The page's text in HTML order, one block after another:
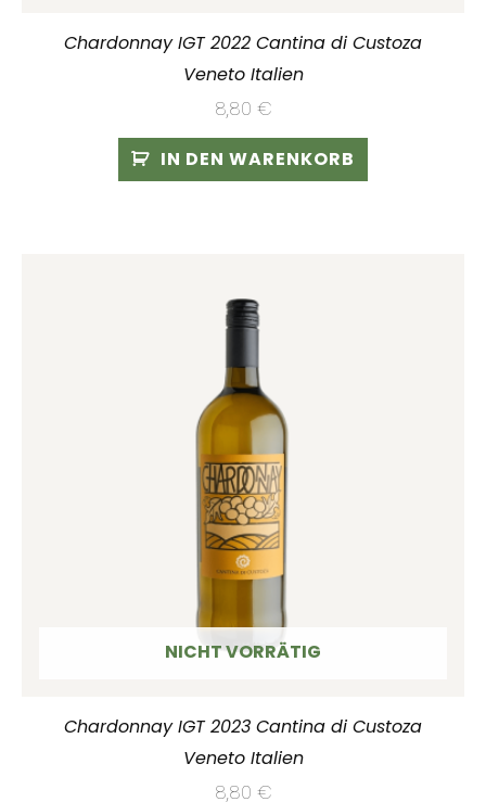
Chardonnay IGT 2022 Cantina di Custoza
Veneto Italien
8,80 €
IN DEN WARENKORB
NICHT VORRÄTIG
Chardonnay IGT 2023 Cantina di Custoza
Veneto Italien
8,80 €